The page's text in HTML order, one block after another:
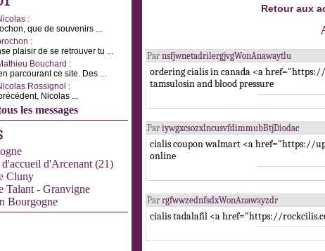
:
que de souvenirs ...
:
plaisir de se retrouver tu ...
Bouchard :
parcourant ce site. Des ...
Rossignol :
Nicolas ...
les messages
d'Arcenant (21)
Cluny
Talant - Granvigne
Bourgogne
Retour aux
Par nsfjwnetadrilergjvgWonAnawaytlu
ordering cialis in canada <a
tamsulosin and blood pressure
Par iywgxcsozxlncusvfdimmubBtjDiodac
cialis coupon walmart <a href="https://
online
Par rgfwwzednfsdxWonAnawayzdr
cialis tadalafil <a href="https://